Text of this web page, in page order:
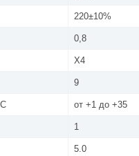
220±10%
0,8
X4
9
от +1 до +35
1
5.0